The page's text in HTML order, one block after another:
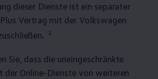
dieser Dienste ist ein separater
Vertrag mit der Volkswagen
2
Sie, dass die uneingeschränkte
der Online-Dienste von weiteren